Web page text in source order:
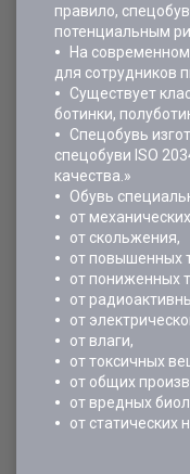
правило,
потенциальным
На
для сотрудников
Существует
ботинки,
Спецобувь
спецобуви ISO
качества.»
Обувь
от
от скольжения,
от повышенных
от пониженных
от
от
от влаги,
от токсичных
от общих
от вредных
от статических